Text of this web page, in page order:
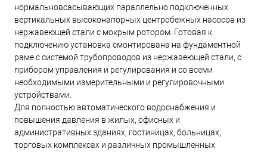
нормальновсасывающих параллельно подключенных
вертикальных высоконапорных центробежных насосов из
нержавеющей стали с мокрым ротором. Готовая к
подключению установка смонтирована на фундаментной
раме с системой трубопроводов из нержавеющей стали, с
прибором управления и регулирования и со всеми
необходимыми измерительными и регулировочными
устройствами.
Для полностью автоматического водоснабжения и
повышения давления в жилых, офисных и
административных зданиях, гостиницах, больницах,
торговых комплексах и различных промышленных